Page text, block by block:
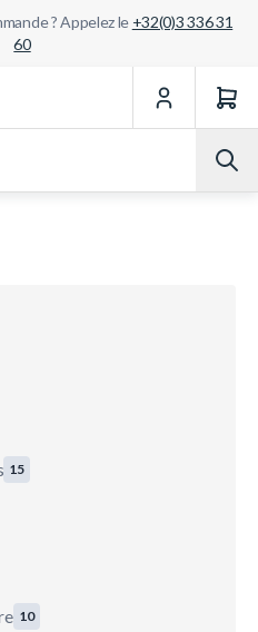
? Appelez le +32(0)3 336 31
60
15
10